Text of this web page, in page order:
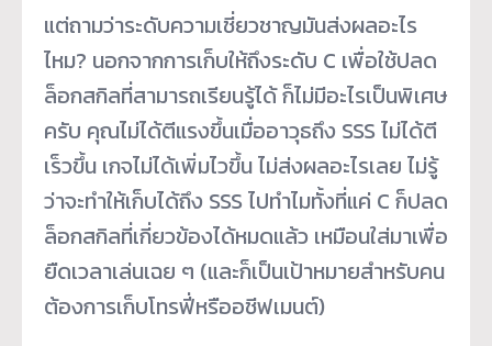
แต่ถามว่าระดับความเชี่ยวชาญมันส่งผลอะไร
ไหม? นอกจากการเก็บให้ถึงระดับ C เพื่อใช้ปลด
ล็อกสกิลที่สามารถเรียนรู้ได้ ก็ไม่มีอะไรเป็นพิเศษ
ครับ คุณไม่ได้ตีแรงขึ้นเมื่ออาวุธถึง SSS ไม่ได้ตี
เร็วขึ้น เกจไม่ได้เพิ่มไวขึ้น ไม่ส่งผลอะไรเลย ไม่รู้
ว่าจะทำให้เก็บได้ถึง SSS ไปทำไมทั้งที่แค่ C ก็ปลด
ล็อกสกิลที่เกี่ยวข้องได้หมดแล้ว เหมือนใส่มาเพื่อ
ยืดเวลาเล่นเฉย ๆ (และก็เป็นเป้าหมายสำหรับคน
ต้องการเก็บโทรฟี่หรืออชีฟเมนต์)